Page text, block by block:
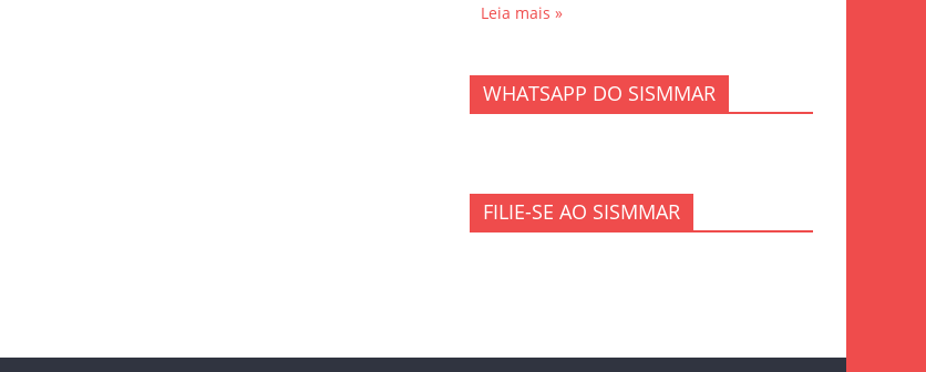
Leia mais »
WHATSAPP DO SISMMAR
FILIE-SE AO SISMMAR